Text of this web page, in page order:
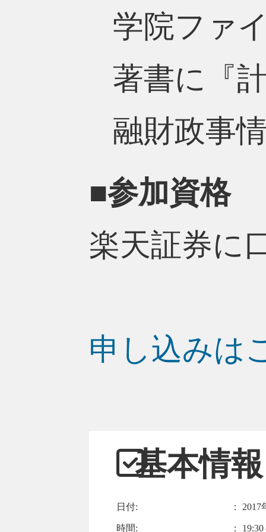
学院ファ
著書に『
融財政事
■参加資格
楽天証券に
申し込みは
基本情報
日付: ： 2017
時間: ：